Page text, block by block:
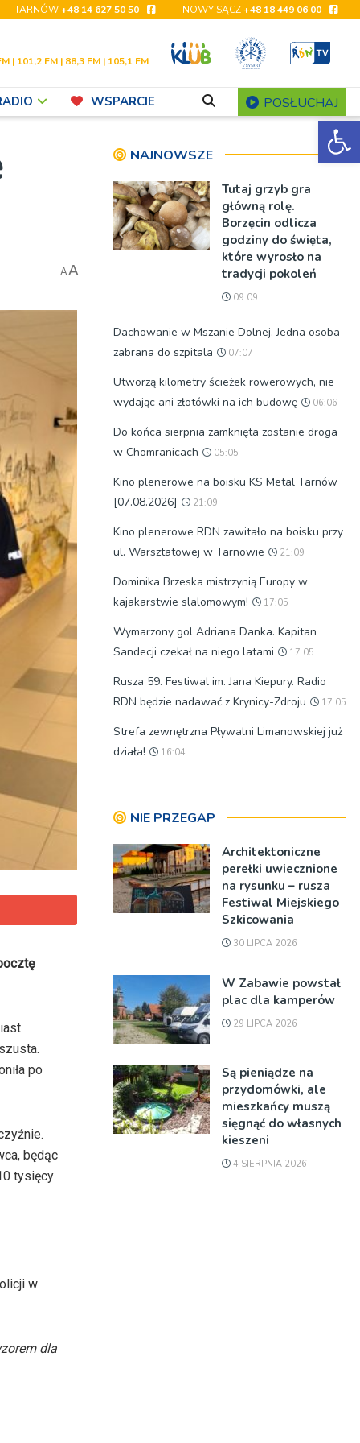
TARNÓW+48 14 627 50 50 NOWY SĄCZ+48 18 449 06 00
| 101,2 FM | 88,3 FM | 105,1 FM
WSPARCIE POSŁUCHAJ
AA
po
będąc
tysięcy
w
dla
NAJNOWSZE
Tutaj grzyb gra
główną rolę.
Borzęcin odlicza
godziny do święta,
które wyrosło na
tradycji pokoleń
09:09
Dachowanie w Mszanie Dolnej. Jedna osoba
zabrana do szpitala
07:07
Utworzą kilometry ścieżek rowerowych, nie
wydając ani złotówki na ich budowę
06:06
Do końca sierpnia zamknięta zostanie droga
w Chomranicach
05:05
Kino plenerowe na boisku KS Metal Tarnów
[07.08.2026]
21:09
Kino plenerowe RDN zawitało na boisku przy
ul. Warsztatowej w Tarnowie
21:09
Dominika Brzeska mistrzynią Europy w
kajakarstwie slalomowym!
17:05
Wymarzony gol Adriana Danka. Kapitan
Sandecji czekał na niego latami
17:05
Rusza 59. Festiwal im. Jana Kiepury. Radio
RDN będzie nadawać z Krynicy-Zdroju
17:05
Strefa zewnętrzna Pływalni Limanowskiej już
działa!
16:04
NIE PRZEGAP
Architektoniczne
perełki uwiecznione
na rysunku – rusza
Festiwal Miejskiego
Szkicowania
30 LIPCA 2026
W Zabawie powstał
plac dla kamperów
29 LIPCA 2026
Są pieniądze na
przydomówki, ale
mieszkańcy muszą
sięgnąć do własnych
kieszeni
4 SIERPNIA 2026